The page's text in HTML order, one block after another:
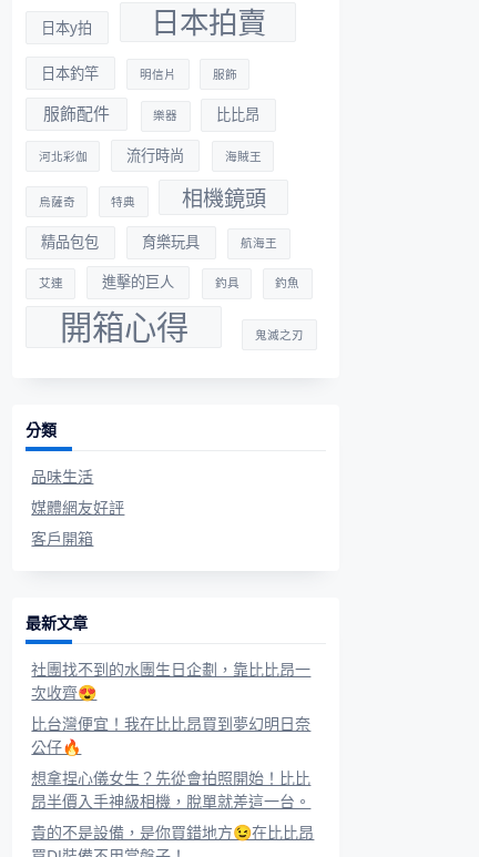
日本y拍 日本拍賣
日本釣竿 明信片 服飾
服飾配件 樂器 比比昂
河北彩伽 流行時尚 海賊王
烏薩奇 特典 相機鏡頭
精品包包 育樂玩具 航海王
艾連 進擊的巨人 釣具 釣魚
開箱心得 鬼滅之刃
分類
品味生活
媒體網友好評
客戶開箱
最新文章
社團找不到的水團生日企劃，靠比比昂一
次收齊😍
比台灣便宜！我在比比昂買到夢幻明日奈
公仔🔥
想拿捏心儀女生？先從會拍照開始！比比
昂半價入手神級相機，脫單就差這一台。
貴的不是設備，是你買錯地方😉在比比昂